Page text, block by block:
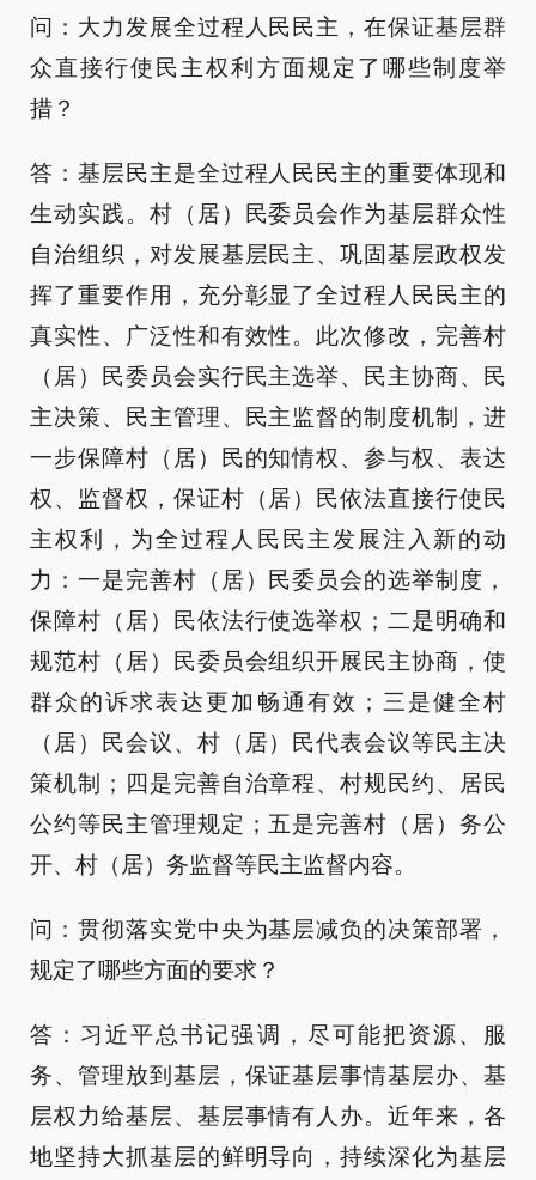
问：大力发展全过程人民民主，在保证基层群
众直接行使民主权利方面规定了哪些制度举
措？
答：基层民主是全过程人民民主的重要体现和
生动实践。村（居）民委员会作为基层群众性
自治组织，对发展基层民主、巩固基层政权发
挥了重要作用，充分彰显了全过程人民民主的
真实性、广泛性和有效性。此次修改，完善村
（居）民委员会实行民主选举、民主协商、民
主决策、民主管理、民主监督的制度机制，进
一步保障村（居）民的知情权、参与权、表达
权、监督权，保证村（居）民依法直接行使民
主权利，为全过程人民民主发展注入新的动
力：一是完善村（居）民委员会的选举制度，
保障村（居）民依法行使选举权；二是明确和
规范村（居）民委员会组织开展民主协商，使
群众的诉求表达更加畅通有效；三是健全村
（居）民会议、村（居）民代表会议等民主决
策机制；四是完善自治章程、村规民约、居民
公约等民主管理规定；五是完善村（居）务公
开、村（居）务监督等民主监督内容。
问：贯彻落实党中央为基层减负的决策部署，
规定了哪些方面的要求？
答：习近平总书记强调，尽可能把资源、服
务、管理放到基层，保证基层事情基层办、基
层权力给基层、基层事情有人办。近年来，各
地坚持大抓基层的鲜明导向，持续深化为基层